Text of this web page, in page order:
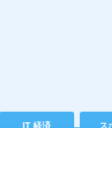
IT 経済 ス